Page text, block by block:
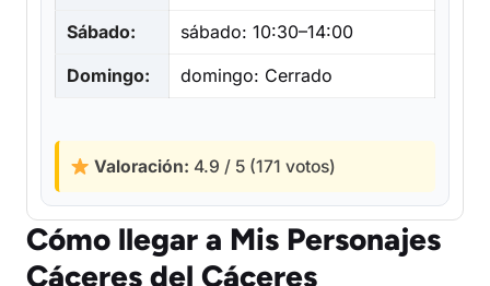
Sábado:
sábado: 10:30–14:00
Domingo:
domingo: Cerrado
Valoración: 4.9 / 5 (171 votos)
Cómo llegar a Mis Personajes
Cáceres del Cáceres